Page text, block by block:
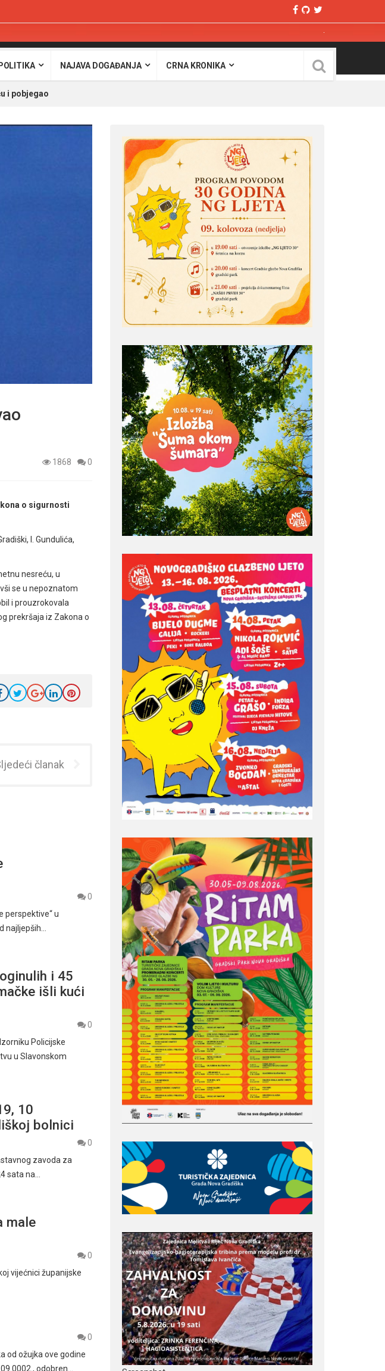
POLITIKA NAJAVA DOGAĐANJA CRNA KRONIKA
i pobjegao
1868 0
o sigurnosti
I. Gundulića,
nesreću, u
se u nepoznatom
i prouzrokovala
prekršaja iz Zakona o
članak
0
perspektive“ u
najljepših…
i 45
išli kući
0
Policijske
u Slavonskom
10
bolnici
0
zavoda za
sata na…
male
0
vijećnici županijske
0
od ožujka ove godine
odobren…